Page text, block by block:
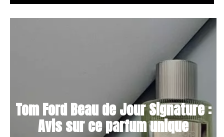
Tom Ford Beau de Jour Signature :
Avis sur ce parfum unique